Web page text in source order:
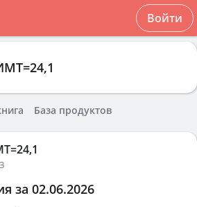
Войти
База продуктов
за 02.06.2026